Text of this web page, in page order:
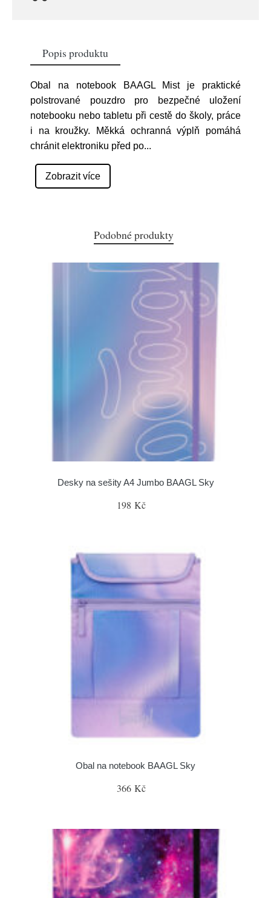
Popis produktu
Obal na notebook BAAGL Mist je praktické
polstrované pouzdro pro bezpečné uložení
notebooku nebo tabletu při cestě do školy, práce
i na kroužky. Měkká ochranná výplň pomáhá
chránit elektroniku před po...
Zobrazit více
Podobné produkty
Desky na sešity A4 Jumbo BAAGL Sky
198 Kč
Obal na notebook BAAGL Sky
366 Kč